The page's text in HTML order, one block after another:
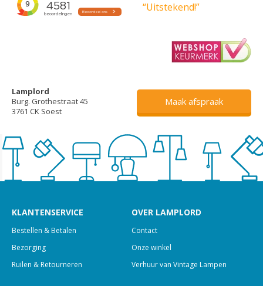
“Uitstekend!”
Lamplord
Burg. Grothestraat 45
3761 CK Soest
Maak afspraak
KLANTENSERVICE
Bestellen & Betalen
Bezorging
Ruilen & Retourneren
OVER LAMPLORD
Contact
Onze winkel
Verhuur van Vintage Lampen